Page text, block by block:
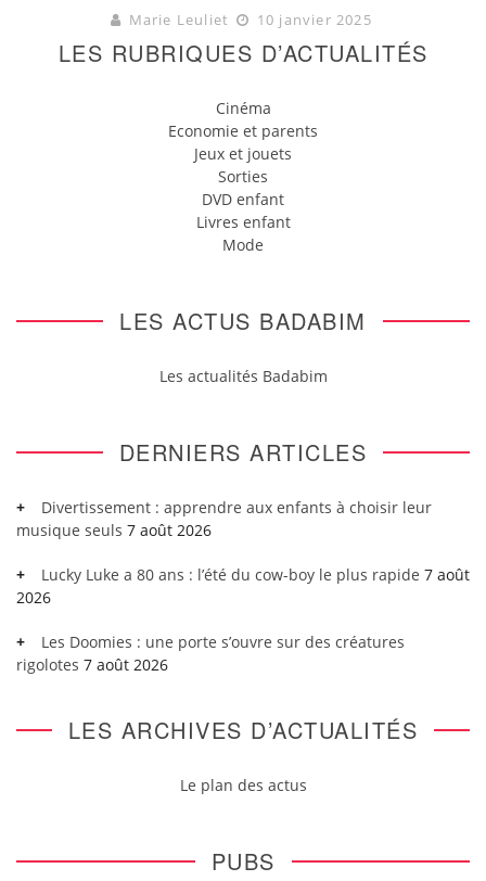
Marie Leuliet 10 janvier 2025
LES RUBRIQUES D’ACTUALITÉS
Cinéma
Economie et parents
Jeux et jouets
Sorties
DVD enfant
Livres enfant
Mode
LES ACTUS BADABIM
Les actualités Badabim
DERNIERS ARTICLES
Divertissement : apprendre aux enfants à choisir leur
musique seuls 7 août 2026
Lucky Luke a 80 ans : l’été du cow-boy le plus rapide 7 août
2026
Les Doomies : une porte s’ouvre sur des créatures
rigolotes 7 août 2026
LES ARCHIVES D’ACTUALITÉS
Le plan des actus
PUBS